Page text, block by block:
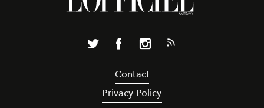
Contact
Privacy Policy